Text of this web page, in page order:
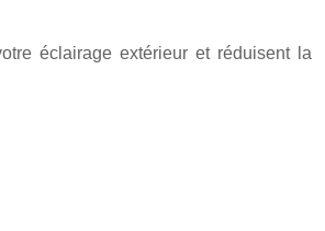
éclairage extérieur et réduisent la